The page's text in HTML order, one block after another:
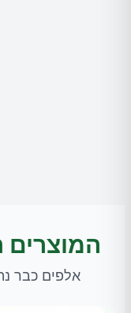
המוצרים
אלפים כבר